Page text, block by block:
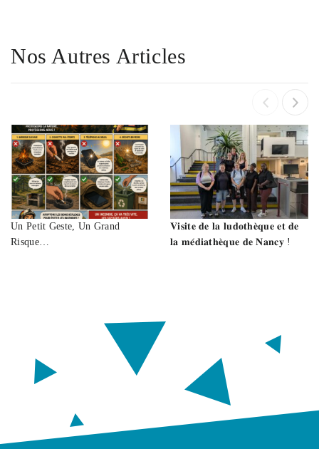
Nos Autres Articles
Un Petit Geste, Un Grand
Risque…
𝐕𝐢𝐬𝐢𝐭𝐞 𝐝𝐞 𝐥𝐚 𝐥𝐮𝐝𝐨𝐭𝐡𝐞̀𝐪𝐮𝐞 𝐞𝐭 𝐝𝐞
𝐥𝐚 𝐦𝐞́𝐝𝐢𝐚𝐭𝐡𝐞̀𝐪𝐮𝐞 𝐝𝐞 𝐍𝐚𝐧𝐜𝐲 !